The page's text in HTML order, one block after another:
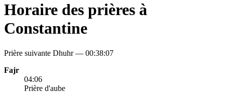
Horaire des prières à
Constantine
Prière suivante Dhuhr — 00:38:07
Fajr
04:06
Prière d'aube